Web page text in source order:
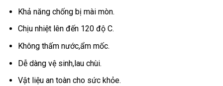
Khả năng chống bị mài mòn.
Chịu nhiệt lên đến 120 độ C.
Không thấm nước,ẩm mốc.
Dễ dàng vệ sinh,lau chùi.
Vật liệu an toàn cho sức khỏe.